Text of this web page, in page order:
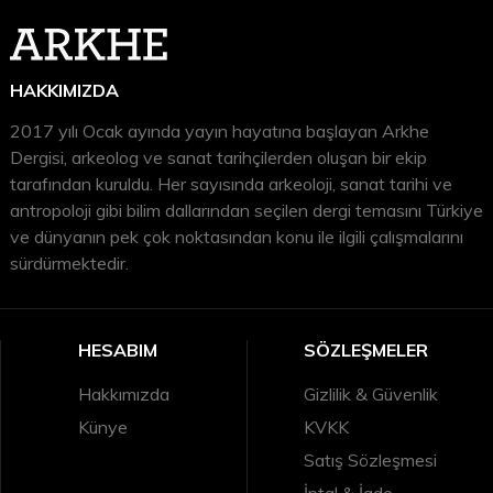
ve Arkhe Kitapbölümlerini ziyaret etmeyi unutmayın.
HAKKIMIZDA
2017 yılı Ocak ayında yayın hayatına başlayan Arkhe
Dergisi, arkeolog ve sanat tarihçilerden oluşan bir ekip
tarafından kuruldu. Her sayısında arkeoloji, sanat tarihi ve
antropoloji gibi bilim dallarından seçilen dergi temasını Türkiye
ve dünyanın pek çok noktasından konu ile ilgili çalışmalarını
sürdürmektedir.
HESABIM
Hakkımızda
Künye
SÖZLEŞMELER
Gizlilik & Güvenlik
KVKK
Satış Sözleşmesi